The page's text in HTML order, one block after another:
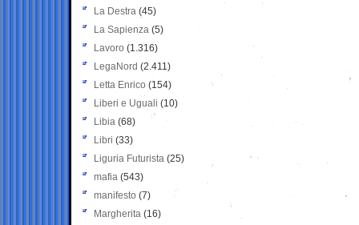
La Destra (45)
La Sapienza (5)
Lavoro (1.316)
LegaNord (2.411)
Letta Enrico (154)
Liberi e Uguali (10)
Libia (68)
Libri (33)
Liguria Futurista (25)
mafia (543)
manifesto (7)
Margherita (16)